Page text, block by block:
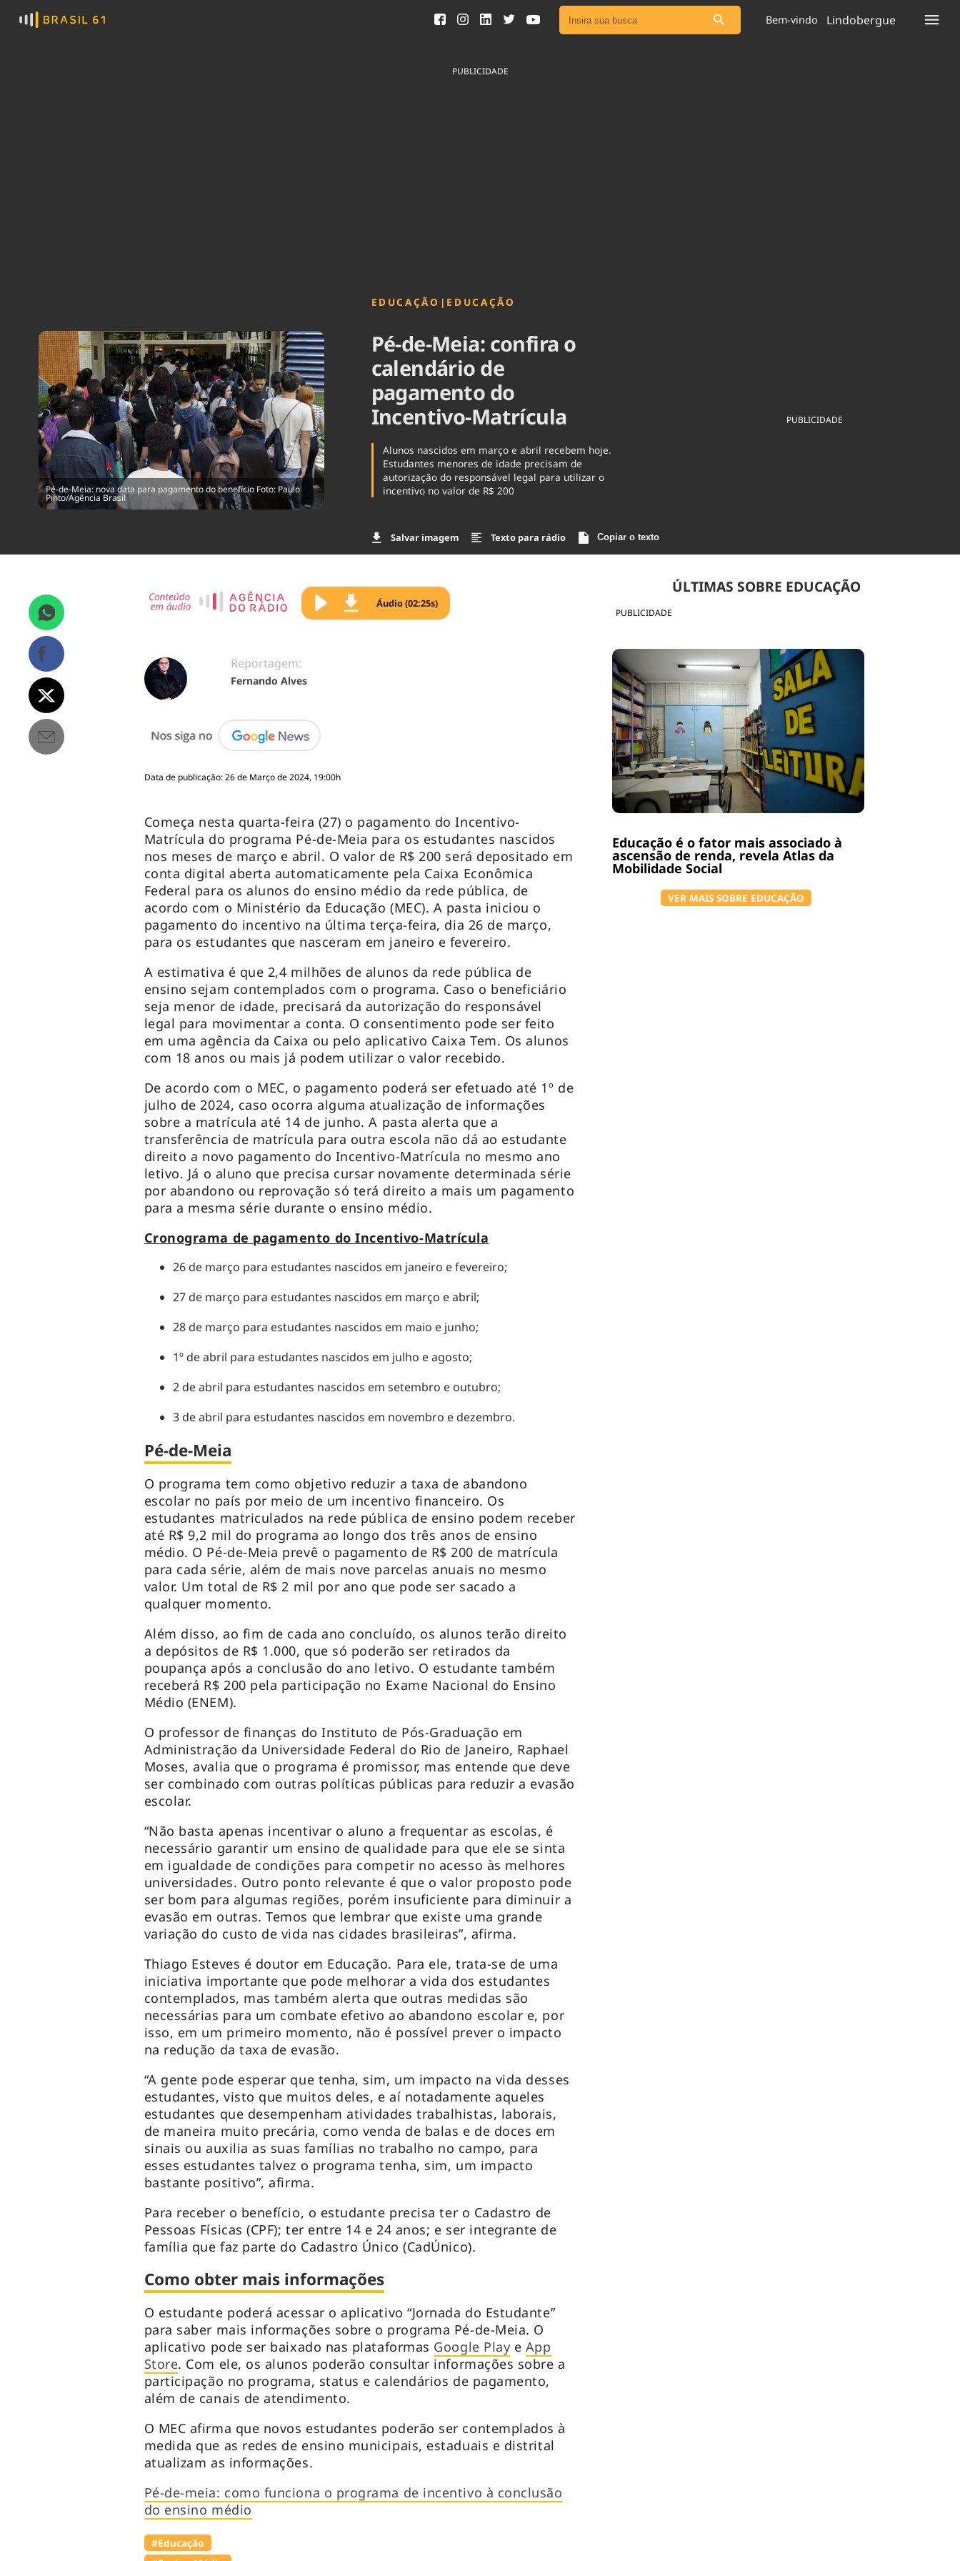
Ver todas as notícias
Bem-vindo Lindobergue
PUBLICIDADE
Pé-de-Meia: nova data para pagamento do benefício Foto: Paulo
Pinto/Agência Brasil
EDUCAÇÃO | EDUCAÇÃO
Pé-de-Meia: confira o
calendário de
pagamento do
Incentivo-Matrícula
Alunos nascidos em março e abril recebem hoje.
Estudantes menores de idade precisam de
autorização do responsável legal para utilizar o
incentivo no valor de R$ 200
Salvar imagem Texto para rádio Copiar o texto
PUBLICIDADE
PUBLICIDADE
ÚLTIMAS SOBRE EDUCAÇÃO
Educação é o fator mais associado à
ascensão de renda, revela Atlas da
Mobilidade Social
VER MAIS SOBRE EDUCAÇÃO
Áudio (02:25s)
Reportagem:
Fernando Alves
Data de publicação: 26 de Março de 2024, 19:00h
Começa nesta quarta-feira (27) o pagamento do Incentivo-
Matrícula do programa Pé-de-Meia para os estudantes nascidos
nos meses de março e abril. O valor de R$ 200 será depositado em
conta digital aberta automaticamente pela Caixa Econômica
Federal para os alunos do ensino médio da rede pública, de
acordo com o Ministério da Educação (MEC). A pasta iniciou o
pagamento do incentivo na última terça-feira, dia 26 de março,
para os estudantes que nasceram em janeiro e fevereiro.
A estimativa é que 2,4 milhões de alunos da rede pública de
ensino sejam contemplados com o programa. Caso o beneficiário
seja menor de idade, precisará da autorização do responsável
legal para movimentar a conta. O consentimento pode ser feito
em uma agência da Caixa ou pelo aplicativo Caixa Tem. Os alunos
com 18 anos ou mais já podem utilizar o valor recebido.
De acordo com o MEC, o pagamento poderá ser efetuado até 1º de
julho de 2024, caso ocorra alguma atualização de informações
sobre a matrícula até 14 de junho. A pasta alerta que a
transferência de matrícula para outra escola não dá ao estudante
direito a novo pagamento do Incentivo-Matrícula no mesmo ano
letivo. Já o aluno que precisa cursar novamente determinada série
por abandono ou reprovação só terá direito a mais um pagamento
para a mesma série durante o ensino médio.
Cronograma de pagamento do Incentivo-Matrícula
26 de março para estudantes nascidos em janeiro e fevereiro;
27 de março para estudantes nascidos em março e abril;
28 de março para estudantes nascidos em maio e junho;
1º de abril para estudantes nascidos em julho e agosto;
2 de abril para estudantes nascidos em setembro e outubro;
3 de abril para estudantes nascidos em novembro e dezembro.
Pé-de-Meia
O programa tem como objetivo reduzir a taxa de abandono
escolar no país por meio de um incentivo financeiro. Os
estudantes matriculados na rede pública de ensino podem receber
até R$ 9,2 mil do programa ao longo dos três anos de ensino
médio. O Pé-de-Meia prevê o pagamento de R$ 200 de matrícula
para cada série, além de mais nove parcelas anuais no mesmo
valor. Um total de R$ 2 mil por ano que pode ser sacado a
qualquer momento.
Além disso, ao fim de cada ano concluído, os alunos terão direito
a depósitos de R$ 1.000, que só poderão ser retirados da
poupança após a conclusão do ano letivo. O estudante também
receberá R$ 200 pela participação no Exame Nacional do Ensino
Médio (ENEM).
O professor de finanças do Instituto de Pós-Graduação em
Administração da Universidade Federal do Rio de Janeiro, Raphael
Moses, avalia que o programa é promissor, mas entende que deve
ser combinado com outras políticas públicas para reduzir a evasão
escolar.
“Não basta apenas incentivar o aluno a frequentar as escolas, é
necessário garantir um ensino de qualidade para que ele se sinta
em igualdade de condições para competir no acesso às melhores
universidades. Outro ponto relevante é que o valor proposto pode
ser bom para algumas regiões, porém insuficiente para diminuir a
evasão em outras. Temos que lembrar que existe uma grande
variação do custo de vida nas cidades brasileiras”, afirma.
Thiago Esteves é doutor em Educação. Para ele, trata-se de uma
iniciativa importante que pode melhorar a vida dos estudantes
contemplados, mas também alerta que outras medidas são
necessárias para um combate efetivo ao abandono escolar e, por
isso, em um primeiro momento, não é possível prever o impacto
na redução da taxa de evasão.
“A gente pode esperar que tenha, sim, um impacto na vida desses
estudantes, visto que muitos deles, e aí notadamente aqueles
estudantes que desempenham atividades trabalhistas, laborais,
de maneira muito precária, como venda de balas e de doces em
sinais ou auxilia as suas famílias no trabalho no campo, para
esses estudantes talvez o programa tenha, sim, um impacto
bastante positivo”, afirma.
Para receber o benefício, o estudante precisa ter o Cadastro de
Pessoas Físicas (CPF); ter entre 14 e 24 anos; e ser integrante de
família que faz parte do Cadastro Único (CadÚnico).
Como obter mais informações
O estudante poderá acessar o aplicativo “Jornada do Estudante”
para saber mais informações sobre o programa Pé-de-Meia. O
aplicativo pode ser baixado nas plataformas Google Play e App
Store. Com ele, os alunos poderão consultar informações sobre a
participação no programa, status e calendários de pagamento,
além de canais de atendimento.
O MEC afirma que novos estudantes poderão ser contemplados à
medida que as redes de ensino municipais, estaduais e distrital
atualizam as informações.
Pé-de-meia: como funciona o programa de incentivo à conclusão
do ensino médio
#Educação